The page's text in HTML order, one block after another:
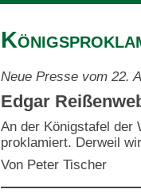
Neue Presse vom 22.
Edgar
An der Königstafel der
proklamiert. Derweil
Von Peter Tischer